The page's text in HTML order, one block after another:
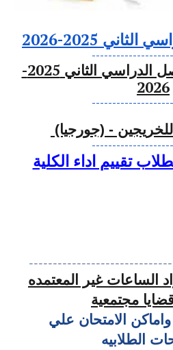
2025-2026
جدول سكاشن الفصل الدراسي الثاني 2025-
2026
- (جورجيا)
تقييم اداء الكلية
الساعات غير المعتمده
مجتمعية
الامتحان علي
الطلابيه